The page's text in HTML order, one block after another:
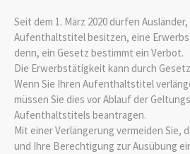
Seit dem 1. März 2020 dürfen
Aufenthaltstitel besitzen, eine
denn, ein Gesetz bestimmt ein Verbot.
Die Erwerbstätigkeit kann durch
Wenn Sie Ihren Aufenthaltstitel
müssen Sie dies vor Ablauf der
Aufenthaltstitels beantragen.
Mit einer Verlängerung vermeiden Sie,
und Ihre Berechtigung zur Ausübung